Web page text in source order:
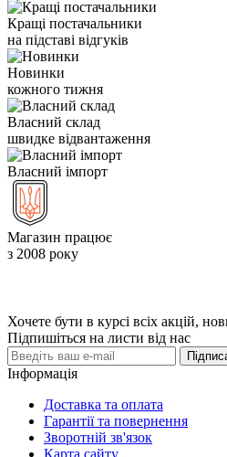
Кращі постачальники
на підставі відгуків
Новинки
кожного тижня
Власний склад
швидке відвантаження
Власний імпорт
Магазин працює
з 2008 року
Хочете бути в курсі всіх акцій,
Підпишіться на листи від нас
Інформація
Доставка та оплата
Гарантії та повернення
Зворотній зв'язок
Карта сайту